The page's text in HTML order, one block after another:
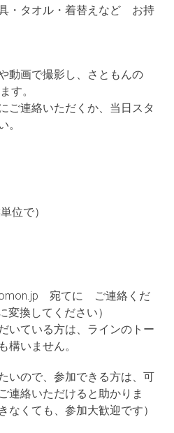
・タオル・着替えなど お持
動画で撮影し、さともんの
す。
ご連絡いただくか、当日スタ
。
単位で）
宛てに ご連絡くだ
変換してください）
いている方は、ラインのトー
構いません。
いので、参加できる方は、可
連絡いただけると助かりま
なくても、参加大歓迎です）